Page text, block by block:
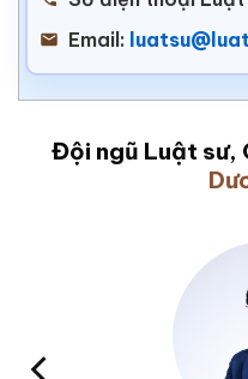
Email:
Đội ngũ Luật sư,